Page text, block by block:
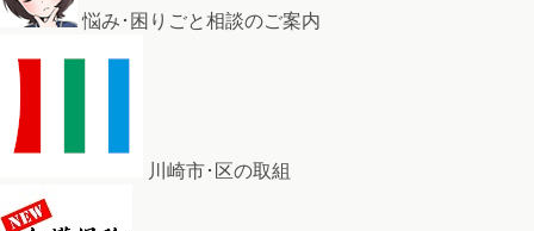
悩み･困りごと相談のご案内
川崎市･区の取組